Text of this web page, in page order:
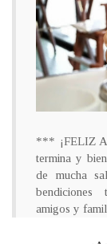
*** ¡FELIZ
termina y
de mucha
bendiciones
amigos y